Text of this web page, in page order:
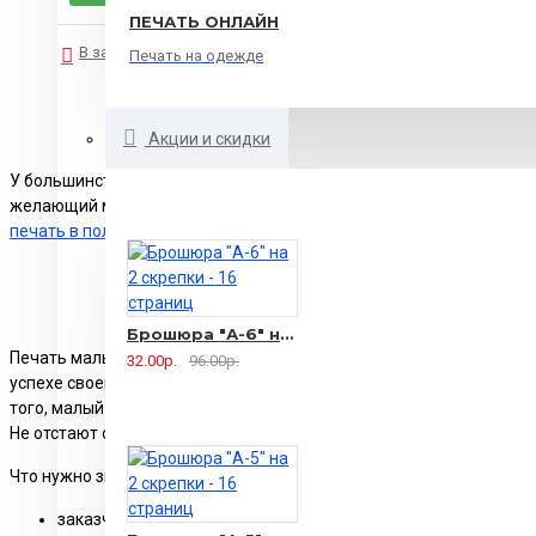
ПЕЧАТЬ ОНЛАЙН
Печать на одежде
Акции и скидки
Брошюра "А-6" на 2 скрепки - 16 страниц
32.00р. 96.00р.
В закладки В сравнение
У большинства людей печать книг ассоциируется с объемными
желающий может заказать необходимое количество
печать в полиграфии в Москве
Главные
Печать малым тиражом в Москве может потребоваться для
успехе своего бизнеса, о преимуществах, предложениях. Это
того, малый тираж может потребоваться для деятелей
Не отстают от них творческие деятели, которые в книгах
Что нужно знать каждому, кто собрался заказать малый тираж:
заказчик должен сообщить специалистам типографии